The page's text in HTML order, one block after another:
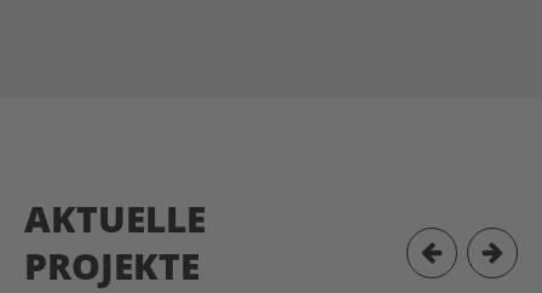
AKTUELLE
PROJEKTE